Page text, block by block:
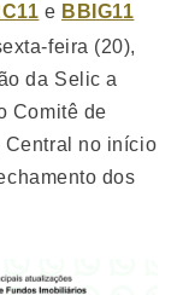
e BBIG11
feira (20),
da Selic a
Comitê de
Central no início
dos